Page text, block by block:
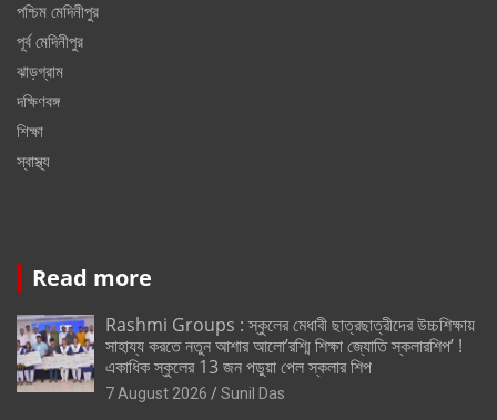
পশ্চিম মেদিনীপুর
পূর্ব মেদিনীপুর
ঝাড়গ্রাম
দক্ষিণবঙ্গ
শিক্ষা
স্বাস্থ্য
Read more
Rashmi Groups : স্কুলের মেধাবী ছাত্রছাত্রীদের উচ্চশিক্ষায়
সাহায্য করতে নতুন আশার আলো’রশ্মি শিক্ষা জ্যোতি স্কলারশিপ’ !
একাধিক স্কুলের 13 জন পড়ুয়া পেল স্কলার শিপ
7 August 2026 Sunil Das